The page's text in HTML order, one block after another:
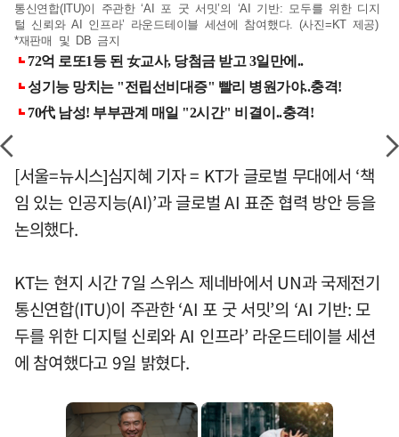
통신연합(ITU)이 주관한 ‘AI 포 굿 서밋’의 ‘AI 기반: 모두를 위한 디지
털 신뢰와 AI 인프라’ 라운드테이블 세션에 참여했다. (사진=KT 제공)
*재판매 및 DB 금지
[서울=뉴시스]심지혜 기자 = KT가 글로벌 무대에서 ‘책
임 있는 인공지능(AI)’과 글로벌 AI 표준 협력 방안 등을
논의했다.
KT는 현지 시간 7일 스위스 제네바에서 UN과 국제전기
통신연합(ITU)이 주관한 ‘AI 포 굿 서밋’의 ‘AI 기반: 모
두를 위한 디지털 신뢰와 AI 인프라’ 라운드테이블 세션
에 참여했다고 9일 밝혔다.